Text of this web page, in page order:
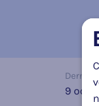
9